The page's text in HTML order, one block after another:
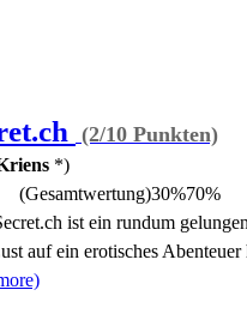
(2/10 Punkten)
*)
(Gesamtwertung)30%70%
ist ein rundum
auf ein erotisches